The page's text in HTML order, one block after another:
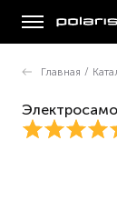
Главная /